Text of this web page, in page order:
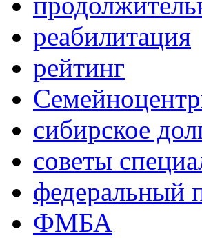
реабилитация
рейтинг
сибирское
советы
федеральный
ФМБА